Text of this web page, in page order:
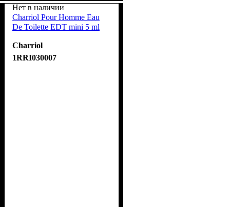
Нет в наличии
Charriol Pour Homme Eau
De Toilette EDT mini 5 ml
Charriol
1RRI030007